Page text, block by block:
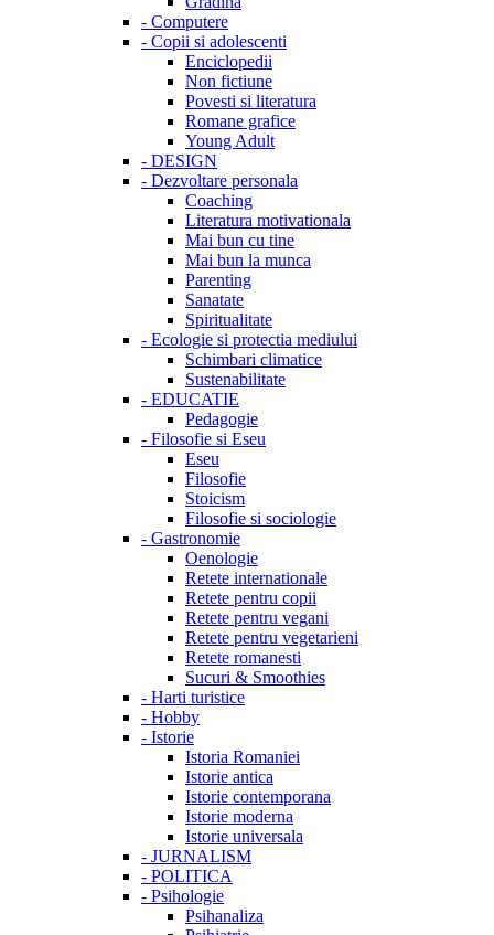
- Computere
- Copii si adolescenti
Enciclopedii
Non fictiune
Povesti si literatura
Romane grafice
Young Adult
- DESIGN
- Dezvoltare personala
Coaching
Literatura motivationala
Mai bun cu tine
Mai bun la munca
Parenting
Sanatate
Spiritualitate
- Ecologie si protectia mediului
Schimbari climatice
Sustenabilitate
- EDUCATIE
Pedagogie
- Filosofie si Eseu
Eseu
Filosofie
Stoicism
Filosofie si sociologie
- Gastronomie
Oenologie
Retete internationale
Retete pentru copii
Retete pentru vegani
Retete pentru vegetarieni
Retete romanesti
Sucuri & Smoothies
- Harti turistice
- Hobby
- Istorie
Istoria Romaniei
Istorie antica
Istorie contemporana
Istorie moderna
Istorie universala
- JURNALISM
- POLITICA
- Psihologie
Psihanaliza